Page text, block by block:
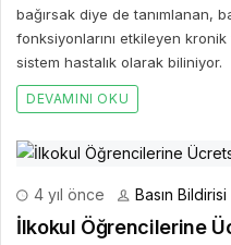
bağırsak diye de tanımlanan,
fonksiyonlarını etkileyen
sistem hastalık olarak biliniyor.
DEVAMINI OKU
4 yıl önce Basın Bildirisi
İlkokul Öğrencilerine